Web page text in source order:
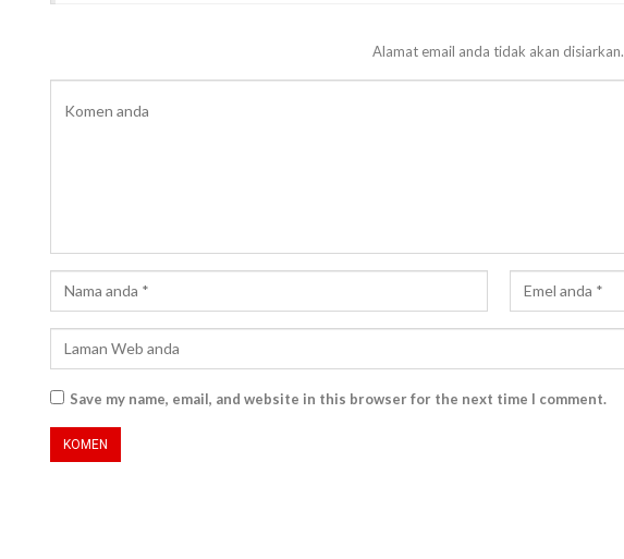
Alamat email anda tidak akan disiarkan.
Save my name, email, and website in this browser for the next time I comment.